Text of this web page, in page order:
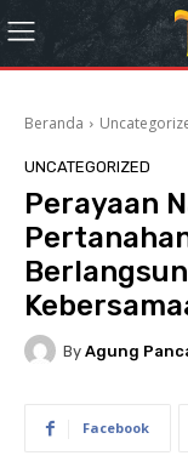
Beranda
UNCATEGORIZED
Perayaan
By Agung
Facebook